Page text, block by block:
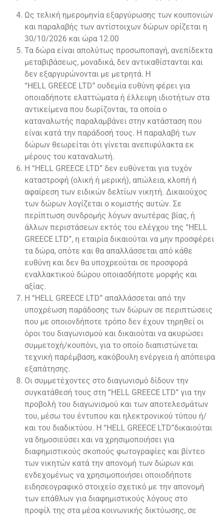
Ως τελική ημερομηνία εξαργύρωσης των κουπονιών
και παραλαβής των αντίστοιχων δώρων ορίζεται η
30/10/2026 και ώρα 12.00
Τα δώρα είναι απολύτως προσωποπαγή, ανεπίδεκτα
μεταβιβάσεως, μοναδικά, δεν αντικαθίστανται και
δεν εξαργυρώνονται με μετρητά. Η
“HELL GREECE LTD” ουδεμία ευθύνη φέρει για
οποιαδήποτε ελαττώματα ή έλλειψη ιδιοτήτων στα
αντικείμενα που δωρίζονται, τα οποία ο
καταναλωτής παραλαμβάνει στην κατάσταση που
είναι κατά την παράδοσή τους. Η παραλαβή των
δώρων θεωρείται ότι γίνεται ανεπιφύλακτα εκ
μέρους του καταναλωτή.
Η “HELL GREECE LTD” δεν ευθύνεται για τυχόν
καταστροφή (ολική ή μερική), απώλεια, κλοπή ή
αφαίρεση των ειδικών δελτίων νικητή. Δικαιούχος
των δώρων λογίζεται ο κομιστής αυτών. Σε
περίπτωση συνδρομής λόγων ανωτέρας βίας, ή
άλλων περιστάσεων εκτός του ελέγχου της “HELL
GREECE LTD”, η εταιρία δικαιούται να μην προσφέρει
τα δώρα, οπότε και θα απαλλάσσεται από κάθε
ευθύνη και δεν θα υποχρεούται σε προσφορά
εναλλακτικού δώρου οποιασδήποτε μορφής και
αξίας.
Η “HELL GREECE LTD” απαλλάσσεται από την
υποχρέωση παράδοσης των δώρων σε περιπτώσεις
που με οποιονδήποτε τρόπο δεν έχουν τηρηθεί οι
όροι του διαγωνισμού και δικαιούται να ακυρώσει
συμμετοχή/κουπόνι, για το οποίο διαπιστώνεται
τεχνική παρέμβαση, κακόβουλη ενέργεια ή απόπειρα
εξαπάτησης.
Οι συμμετέχοντες στο διαγωνισμό δίδουν την
συγκατάθεσή τους στη “HELL GREECE LTD” για την
προβολή του διαγωνισμού και των αποτελεσμάτων
του, μέσω του έντυπου και ηλεκτρονικού τύπου ή/
και του διαδικτύου. Η “HELL GREECE LTD”δικαιούται
να δημοσιεύσει και να χρησιμοποιήσει για
διαφημιστικούς σκοπούς φωτογραφίες και βίντεο
των νικητών κατά την απονομή των δώρων και
ενδεχομένως να χρησιμοποιήσει οποιοδήποτε
ειδησεογραφικό στοιχείο σχετικό με την απονομή
των επάθλων για διαφημιστικούς λόγους στο
προφίλ της στα μέσα κοινωνικής δικτύωσης, σε